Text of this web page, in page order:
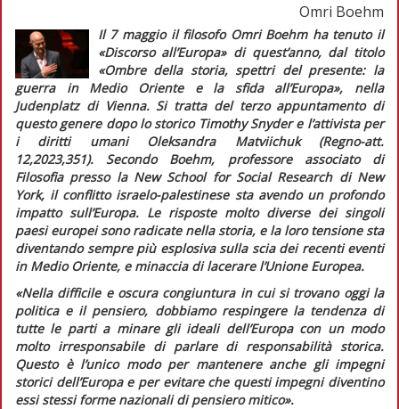
Omri Boehm
Il 7 maggio il filosofo Omri Boehm ha tenuto il
«Discorso all’Europa» di quest’anno, dal titolo
«Ombre della storia, spettri del presente: la
guerra in Medio Oriente e la sfida all’Europa», nella
Judenplatz di Vienna. Si tratta del terzo appuntamento di
questo genere dopo lo storico Timothy Snyder e l’attivista per
i diritti umani Oleksandra Matviichuk (Regno-att.
12,2023,351). Secondo Boehm, professore associato di
Filosofia presso la New School for Social Research di New
York, il conflitto israelo-palestinese sta avendo un profondo
impatto sull’Europa. Le risposte molto diverse dei singoli
paesi europei sono radicate nella storia, e la loro tensione sta
diventando sempre più esplosiva sulla scia dei recenti eventi
in Medio Oriente, e minaccia di lacerare l’Unione Europea.
«Nella difficile e oscura congiuntura in cui si trovano oggi la
politica e il pensiero, dobbiamo respingere la tendenza di
tutte le parti a minare gli ideali dell’Europa con un modo
molto irresponsabile di parlare di responsabilità storica.
Questo è l’unico modo per mantenere anche gli impegni
storici dell’Europa e per evitare che questi impegni diventino
essi stessi forme nazionali di pensiero mitico».